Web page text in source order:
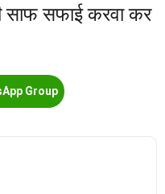
साफ सफाई करवा कर
Group